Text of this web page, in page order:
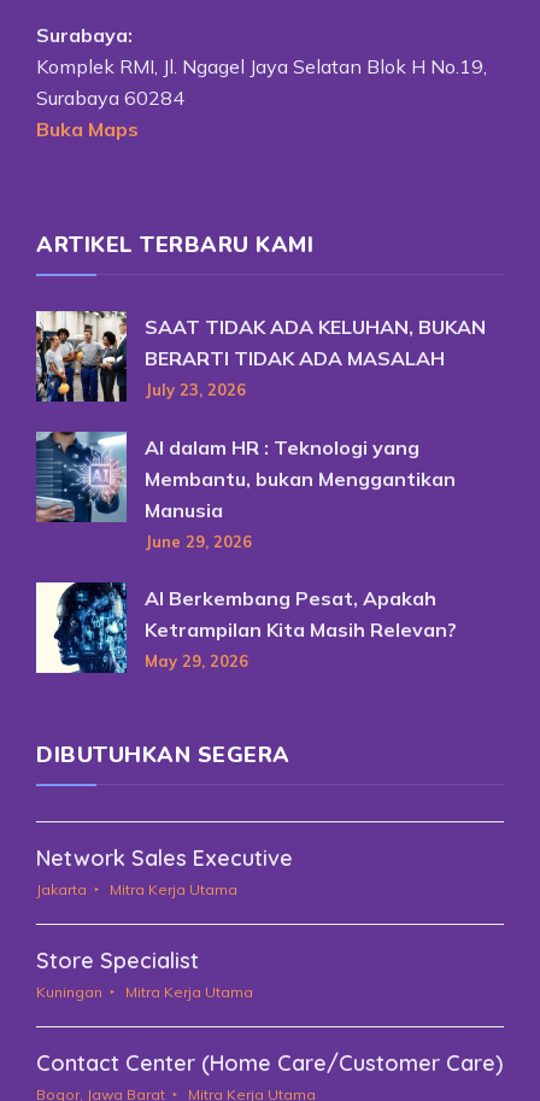
Surabaya:
Komplek RMI, Jl. Ngagel Jaya Selatan Blok H No.19,
Surabaya 60284
Buka Maps
ARTIKEL TERBARU KAMI
SAAT TIDAK ADA KELUHAN, BUKAN
BERARTI TIDAK ADA MASALAH
July 23, 2026
AI dalam HR : Teknologi yang
Membantu, bukan Menggantikan
Manusia
June 29, 2026
AI Berkembang Pesat, Apakah
Ketrampilan Kita Masih Relevan?
May 29, 2026
DIBUTUHKAN SEGERA
Network Sales Executive
Jakarta Mitra Kerja Utama
Store Specialist
Kuningan Mitra Kerja Utama
Contact Center (Home Care/Customer Care)
Bogor, Jawa Barat Mitra Kerja Utama